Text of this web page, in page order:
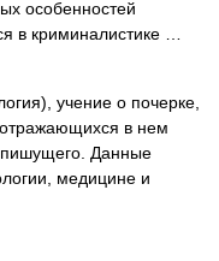
особенностей
в криминалистике …
учение о почерке,
отражающихся в нем
пишущего. Данные
медицине и